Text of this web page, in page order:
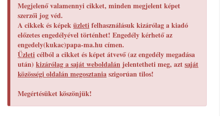
Megjelenő valamennyi cikket, minden megjelent képet
szerzői jog véd.
A cikkek és képeküzletifelhasználásuk kizárólag a kiadó
előzetes engedélyével történhet! Engedély kérhető az
engedely(kukac)papa-ma.hu címen.
Üzleticélból a cikket és képet átvevő (az engedély megadása
után) kizárólag a saját weboldalán jelentetheti meg, aztsaját
közösségi oldalán megosztaniaszigorúan tilos!
Megértésüket köszönjük!